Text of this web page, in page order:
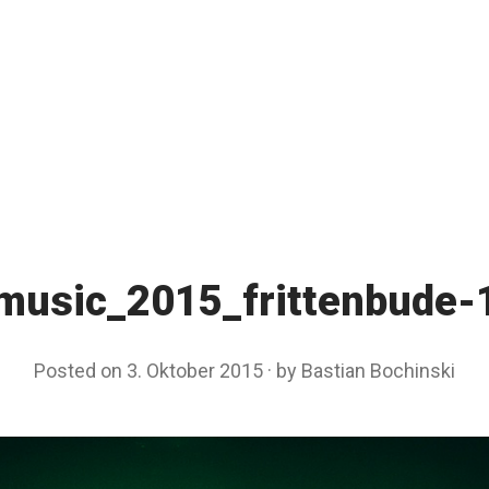
Posted on 3. Oktober 2015 by Bastian Bochinski